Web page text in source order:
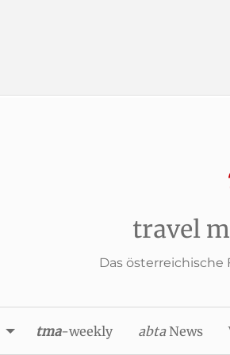
travel
Das österreichische
tma-weekly abtaNews